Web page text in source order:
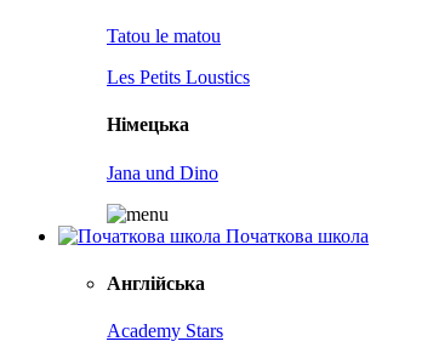
Tatou le matou
Les Petits Loustics
Німецька
Jana und Dino
Початкова школа
Англійська
Academy Stars